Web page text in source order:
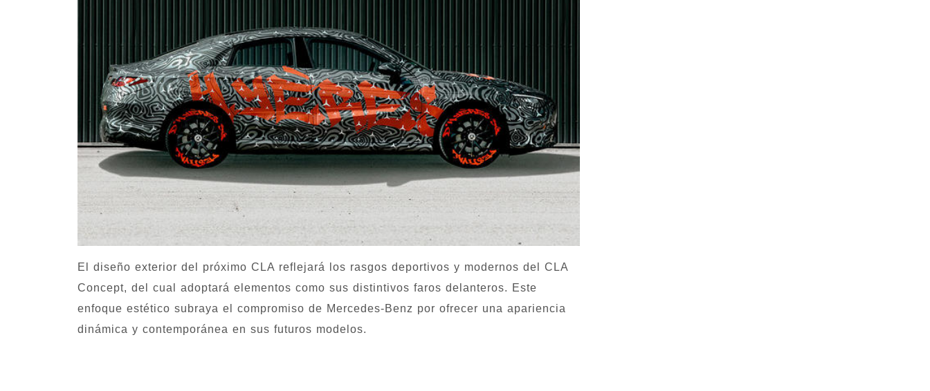
El diseño exterior del próximo CLA reflejará los rasgos deportivos y modernos del CLA
Concept, del cual adoptará elementos como sus distintivos faros delanteros. Este
enfoque estético subraya el compromiso de Mercedes-Benz por ofrecer una apariencia
dinámica y contemporánea en sus futuros modelos.